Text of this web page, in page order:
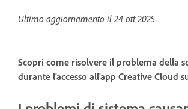
Ultimo aggiornamento il24 ott 2025
Scopri come risolvere il problema della
durante l'accesso all'app Creative Cloud